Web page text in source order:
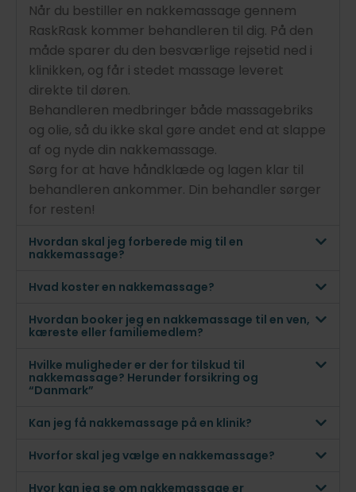
Når du bestiller en nakkemassage gennem
RaskRask kommer behandleren til dig. På den
måde sparer du den besværlige rejsetid ned i
klinikken, og får i stedet massage leveret
direkte til døren.
Behandleren medbringer både massagebriks
og olie, så du ikke skal gøre andet end at slappe
af og nyde din nakkemassage.
Sørg for at have håndklæde og lagen klar til
behandleren ankommer. Din behandler sørger
for resten!
Hvordan skal jeg forberede mig til en
nakkemassage?
Hvad koster en nakkemassage?
Hvordan booker jeg en nakkemassage til en ven,
kæreste eller familiemedlem?
Hvilke muligheder er der for tilskud til
nakkemassage? Herunder forsikring og
“Danmark”
Kan jeg få nakkemassage på en klinik?
Hvorfor skal jeg vælge en nakkemassage?
Hvor kan jeg se om nakkemassage er